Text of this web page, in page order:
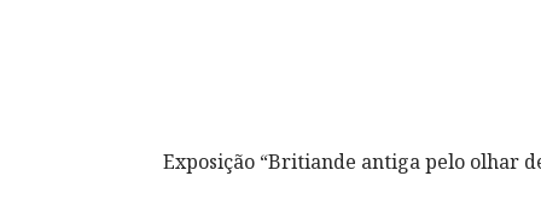
Exposição “Britiande antiga pelo olhar